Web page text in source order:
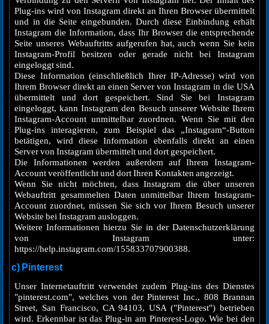
Plug-ins wird von Instagram direkt an Ihren Browser übermittelt
und in die Seite eingebunden. Durch diese Einbindung erhält
Instagram die Information, dass Ihr Browser die entsprechende
Seite unseres Webauftritts aufgerufen hat, auch wenn Sie kein
Instagram-Profil besitzen oder gerade nicht bei Instagram
eingeloggt sind.
Diese Information (einschließlich Ihrer IP-Adresse) wird von
Ihrem Browser direkt an einen Server von Instagram in die USA
übermittelt und dort gespeichert. Sind Sie bei Instagram
eingeloggt, kann Instagram den Besuch unserer Website Ihrem
Instagram-Account unmittelbar zuordnen. Wenn Sie mit den
Plug-ins interagieren, zum Beispiel das „Instagram“-Button
betätigen, wird diese Information ebenfalls direkt an einen
Server von Instagram übermittelt und dort gespeichert.
Die Informationen werden außerdem auf Ihrem Instagram-
Account veröffentlicht und dort Ihren Kontakten angezeigt.
Wenn Sie nicht möchten, dass Instagram die über unseren
Webauftritt gesammelten Daten unmittelbar Ihrem Instagram-
Account zuordnet, müssen Sie sich vor Ihrem Besuch unserer
Website bei Instagram ausloggen.
Weitere Informationen hierzu Sie in der Datenschutzerklärung
von Instagram unter:
https://help.instagram.com/155833707900388.
c) Pinterest
Unser Internetauftritt verwendet zudem Plug-ins des Dienstes
"pinterest.com", welches von der Pinterest Inc., 808 Brannan
Street, San Francisco, CA 94103, USA ("Pinterest") betrieben
wird. Erkennbar ist das Plug-in am Pinterest-Logo. Wie bei den